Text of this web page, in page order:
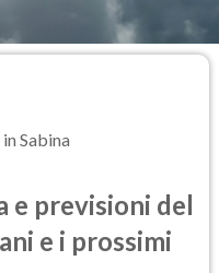
Sabina
e previsioni del
e i prossimi